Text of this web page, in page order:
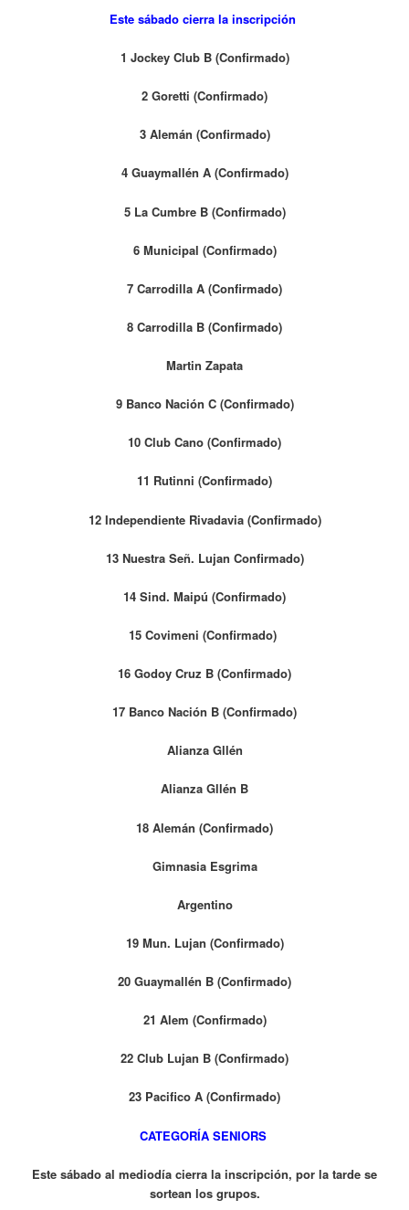
Este sábado cierra la inscripción
1 Jockey Club B (Confirmado)
2 Goretti (Confirmado)
3 Alemán (Confirmado)
4 Guaymallén A (Confirmado)
5 La Cumbre B (Confirmado)
6 Municipal (Confirmado)
7 Carrodilla A (Confirmado)
8 Carrodilla B (Confirmado)
Martin Zapata
9 Banco Nación C (Confirmado)
10 Club Cano (Confirmado)
11 Rutinni (Confirmado)
12 Independiente Rivadavia (Confirmado)
13 Nuestra Señ. Lujan Confirmado)
14 Sind. Maipú (Confirmado)
15 Covimeni (Confirmado)
16 Godoy Cruz B (Confirmado)
17 Banco Nación B (Confirmado)
Alianza Gllén
Alianza Gllén B
18 Alemán (Confirmado)
Gimnasia Esgrima
Argentino
19 Mun. Lujan (Confirmado)
20 Guaymallén B (Confirmado)
21 Alem (Confirmado)
22 Club Lujan B (Confirmado)
23 Pacifico A (Confirmado)
CATEGORÍA SENIORS
Este sábado al mediodía cierra la inscripción, por la tarde se
sortean los grupos.